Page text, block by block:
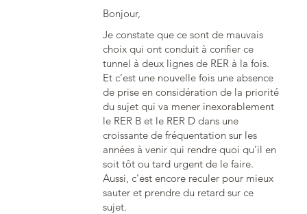
Bonjour,
Je constate que ce sont de mauvais
choix qui ont conduit à confier ce
tunnel à deux lignes de RER à la fois.
Et c’est une nouvelle fois une absence
de prise en considération de la priorité
du sujet qui va mener inexorablement
le RER B et le RER D dans une
croissante de fréquentation sur les
années à venir qui rendre quoi qu’il en
soit tôt ou tard urgent de le faire.
Aussi, c’est encore reculer pour mieux
sauter et prendre du retard sur ce
sujet.